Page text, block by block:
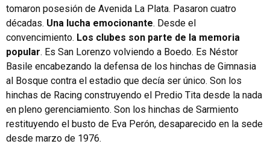
tomaron posesión de Avenida La Plata. Pasaron cuatro
décadas. Una lucha emocionante. Desde el
convencimiento. Los clubes son parte de la memoria
popular. Es San Lorenzo volviendo a Boedo. Es Néstor
Basile encabezando la defensa de los hinchas de Gimnasia
al Bosque contra el estadio que decía ser único. Son los
hinchas de Racing construyendo el Predio Tita desde la nada
en pleno gerenciamiento. Son los hinchas de Sarmiento
restituyendo el busto de Eva Perón, desaparecido en la sede
desde marzo de 1976.